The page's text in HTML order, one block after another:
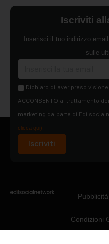
Iscriviti
Inserisci il tuo indirizzo
sulle
Dichiaro di aver preso
ACCONSENTO al trattamento
marketing da parte di
clicca qui).
Iscriviti
Pubblicità
Condizioni